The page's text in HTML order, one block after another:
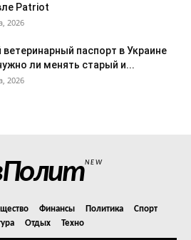
Patriot
2026
паспорт в Украине
ли менять старый и...
2026
NEW
Финансы Политика
Спорт
Отдых Техно